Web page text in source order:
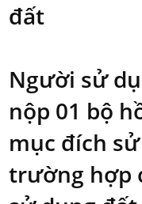
đất
Người sử
nộp 01 bộ
mục đích
trường hợp